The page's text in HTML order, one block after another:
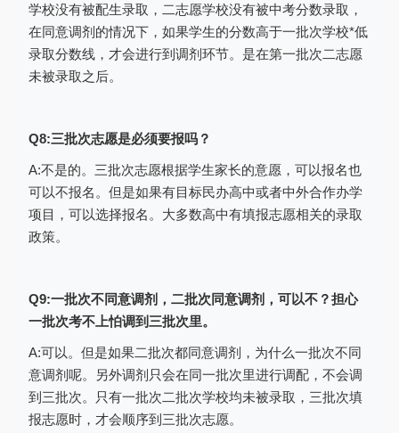
注意事项：
报志愿；
考生，不能登录填报志愿；
3. 报考类别不是‘普通高中’的考生不能
登录填报志愿；
生不能填报志愿，请及时与学校或者当地教
育行政部门联系咨询；
5. 如考生所在地志愿方案关闭，则考生
不能再填报志愿；
6. 如考生所在地志愿填报时间截止，则
学校没有被配生录取，二志愿学校没有被中考分数录取，
在同意调剂的情况下，如果学生的分数高于一批次学校*低
录取分数线，才会进行到调剂环节。是在第一批次二志愿
未被录取之后。
Q8:三批次志愿是必须要报吗？
A:不是的。三批次志愿根据学生家长的意愿，可以报名也
可以不报名。但是如果有目标民办高中或者中外合作办学
项目，可以选择报名。大多数高中有填报志愿相关的录取
政策。
Q9:一批次不同意调剂，二批次同意调剂，可以不？担心
一批次考不上怕调到三批次里。
A:可以。但是如果二批次都同意调剂，为什么一批次不同
意调剂呢。另外调剂只会在同一批次里进行调配，不会调
到三批次。只有一批次二批次学校均未被录取，三批次填
报志愿时，才会顺序到三批次志愿。